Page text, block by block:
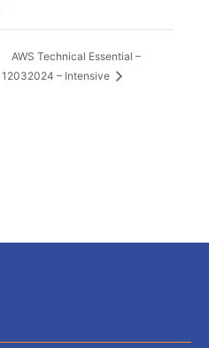
AWS Technical Essential –
12032024 – Intensive